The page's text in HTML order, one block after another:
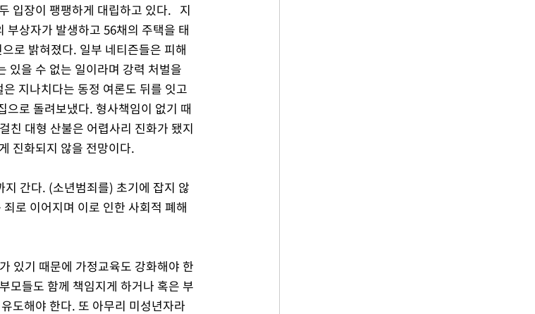
입장이 팽팽하게 대립하고 있다. 지
상자가 발생하고 56채의 주택을 태
로 밝혀졌다. 일부 네티즌들은 피해
있을 수 없는 일이라며 강력 처벌을
지나치다는 동정 여론도 뒤를 잇고
로 돌려보냈다. 형사책임이 없기 때
친 대형 산불은 어렵사리 진화가 됐지
진화되지 않을 전망이다.
간다. (소년범죄를) 초기에 잡지 않
로 이어지며 이로 인한 사회적 폐해
있기 때문에 가정교육도 강화해야 한
모들도 함께 책임지게 하거나 혹은 부
도해야 한다. 또 아무리 미성년자라